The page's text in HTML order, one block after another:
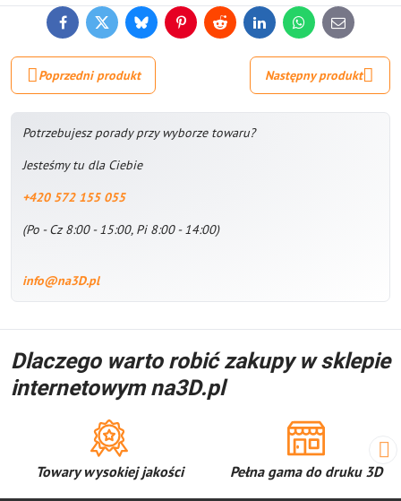
FacebookTwitterBlueskyPinterestReddit LinkedInWhatsApp
E-
mail
Poprzedni produkt Następny produkt
Potrzebujesz porady przy wyborze towaru?
Jesteśmy tu dla Ciebie
+420 572 155 055
(Po - Cz 8:00 - 15:00, Pi 8:00 - 14:00)
info@na3D.pl
Dlaczego warto robić zakupy w sklepie
internetowym na3D.pl
Towary wysokiej jakości Pełna gama do druku 3D